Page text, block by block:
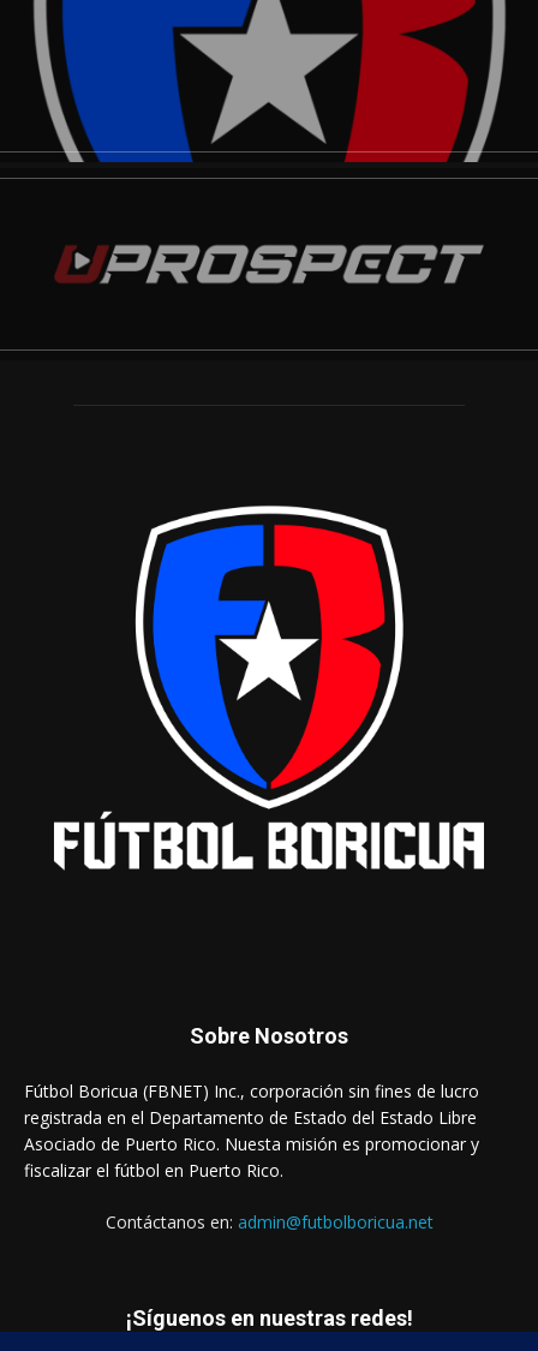
Sobre Nosotros
Fútbol Boricua (FBNET) Inc., corporación sin fines de lucro
registrada en el Departamento de Estado del Estado Libre
Asociado de Puerto Rico. Nuesta misión es promocionar y
fiscalizar el fútbol en Puerto Rico.
Contáctanos en: admin@futbolboricua.net
¡Síguenos en nuestras redes!